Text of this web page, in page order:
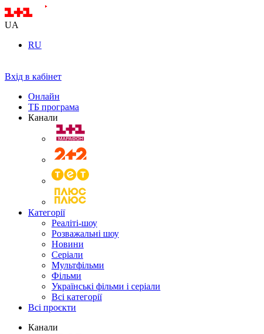
UA
RU
Вхід в кабінет
Онлайн
ТБ програма
Канали
Категорії
Реаліті-шоу
Розважальні шоу
Новини
Серіали
Мультфільми
Фільми
Українські фільми і серіали
Всі категорії
Всі проєкти
Канали